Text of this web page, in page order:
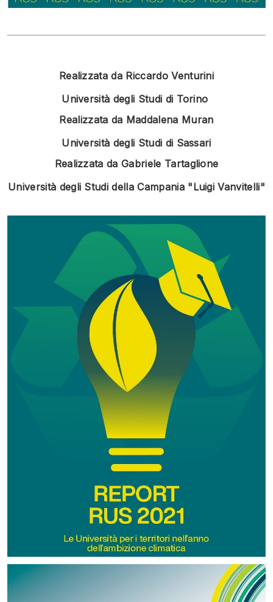
Realizzata da Riccardo Venturini
Università degli Studi di Torino
Realizzata da Maddalena Muran
Università degli Studi di Sassari
Realizzata da Gabriele Tartaglione
Università degli Studi della Campania "Luigi Vanvitelli"